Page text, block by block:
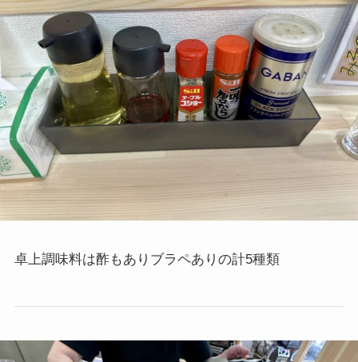
卓上調味料は酢もありブラペありの計5種類